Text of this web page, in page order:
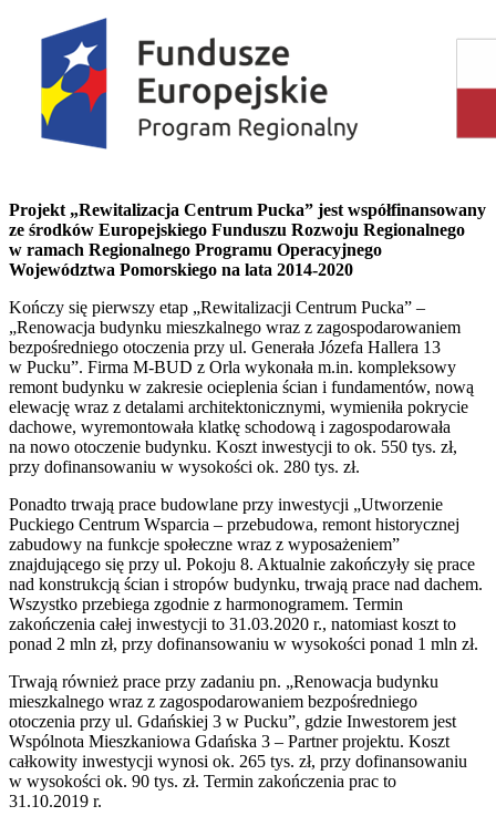
Projekt „Rewitalizacja Centrum Pucka” jest współfinansowany
ze środków Europejskiego Funduszu Rozwoju Regionalnego
w ramach Regionalnego Programu Operacyjnego
Województwa Pomorskiego na lata 2014-2020
Kończy się pierwszy etap „Rewitalizacji Centrum Pucka” –
„Renowacja budynku mieszkalnego wraz z zagospodarowaniem
bezpośredniego otoczenia przy ul. Generała Józefa Hallera 13
w Pucku”. Firma M-BUD z Orla wykonała m.in. kompleksowy
remont budynku w zakresie ocieplenia ścian i fundamentów, nową
elewację wraz z detalami architektonicznymi, wymieniła pokrycie
dachowe, wyremontowała klatkę schodową i zagospodarowała
na nowo otoczenie budynku. Koszt inwestycji to ok. 550 tys. zł,
przy dofinansowaniu w wysokości ok. 280 tys. zł.
Ponadto trwają prace budowlane przy inwestycji „Utworzenie
Puckiego Centrum Wsparcia – przebudowa, remont historycznej
zabudowy na funkcje społeczne wraz z wyposażeniem”
znajdującego się przy ul. Pokoju 8. Aktualnie zakończyły się prace
nad konstrukcją ścian i stropów budynku, trwają prace nad dachem.
Wszystko przebiega zgodnie z harmonogramem. Termin
zakończenia całej inwestycji to 31.03.2020 r., natomiast koszt to
ponad 2 mln zł, przy dofinansowaniu w wysokości ponad 1 mln zł.
Trwają również prace przy zadaniu pn. „Renowacja budynku
mieszkalnego wraz z zagospodarowaniem bezpośredniego
otoczenia przy ul. Gdańskiej 3 w Pucku”, gdzie Inwestorem jest
Wspólnota Mieszkaniowa Gdańska 3 – Partner projektu. Koszt
całkowity inwestycji wynosi ok. 265 tys. zł, przy dofinansowaniu
w wysokości ok. 90 tys. zł. Termin zakończenia prac to
31.10.2019 r.